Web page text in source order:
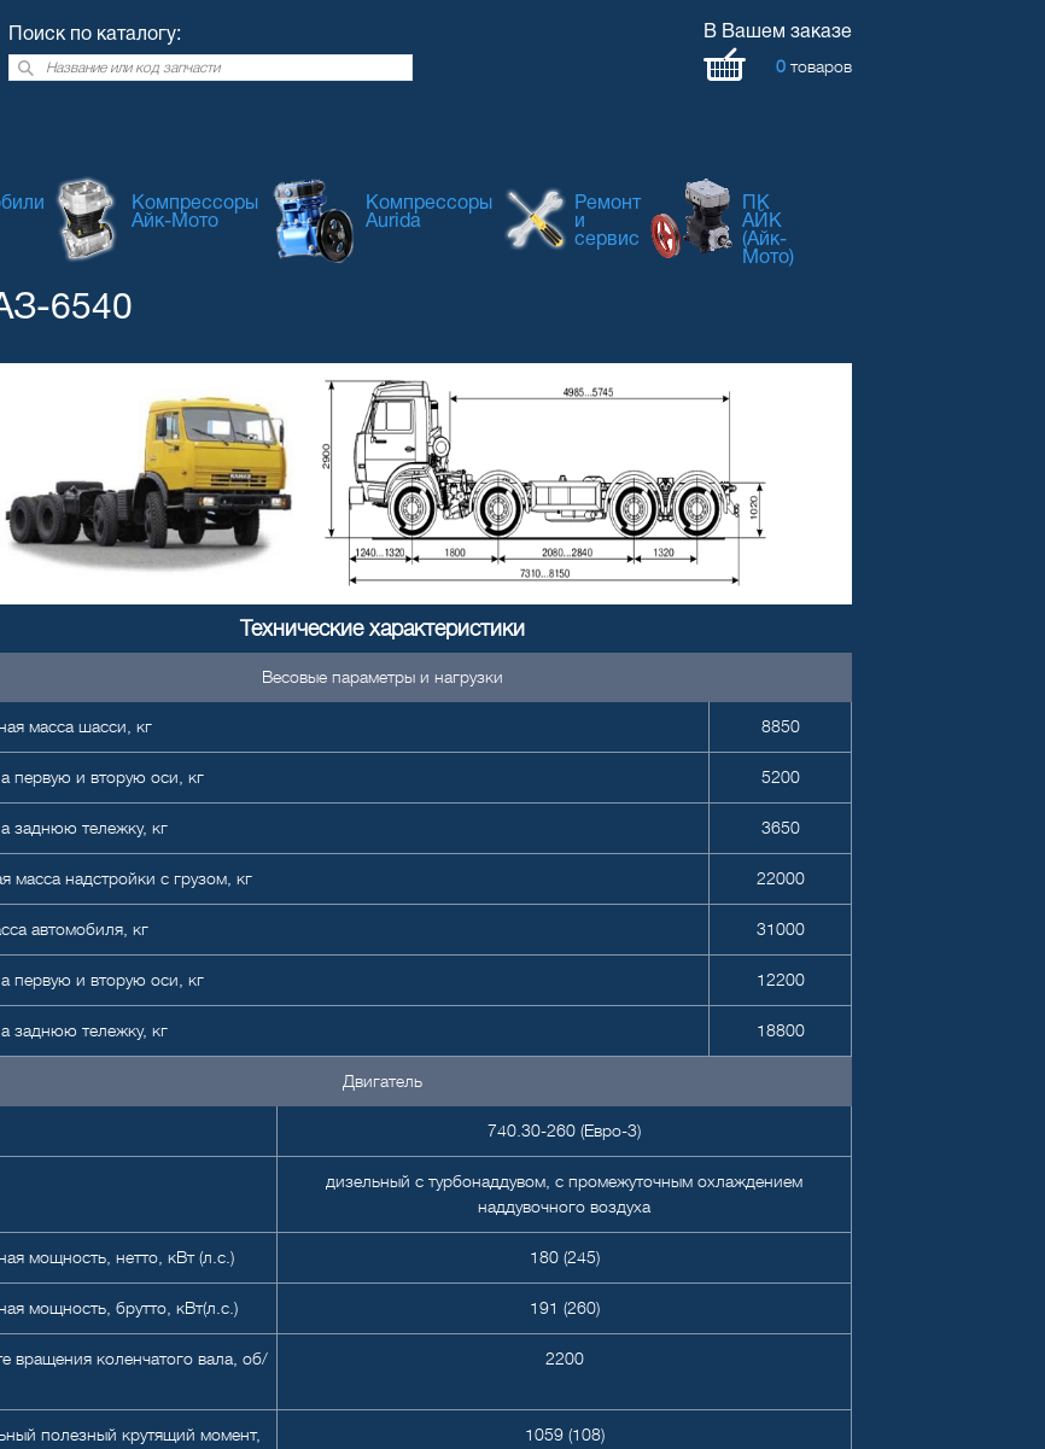
Поиск по каталогу: В Вашем заказе
0 товаров
Компрессоры
Айк-Мото
Компрессоры
Aurida
Ремонт
и
сервис
ПК
АЙК
(Айк-
Мото)
6540
Технические характеристики
Весовые параметры и нагрузки
масса шасси, кг 8850
первую и вторую оси, кг 5200
заднюю тележку, кг 3650
масса надстройки с грузом, кг 22000
автомобиля, кг 31000
первую и вторую оси, кг 12200
заднюю тележку, кг 18800
Двигатель
740.30-260 (Евро-3)
дизельный с турбонаддувом, с промежуточным охлаждением
наддувочного воздуха
мощность, нетто, кВт (л.с.) 180 (245)
мощность, брутто, кВт(л.с.) 191 (260)
вращения коленчатого вала, об/
2200
полезный крутящий момент,
1059 (108)